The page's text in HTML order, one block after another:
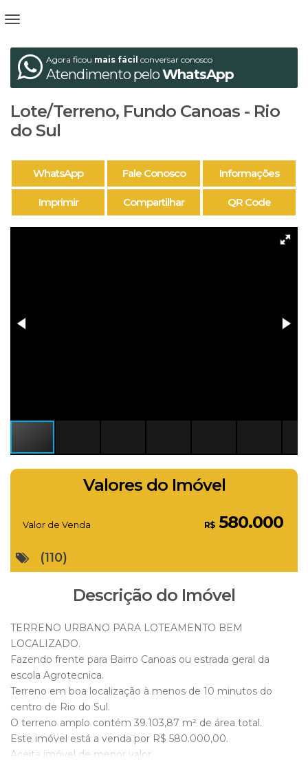
Agora ficou mais fácil conversar conosco
Atendimento peloWhatsApp
Lote/Terreno, Fundo Canoas - Rio
do Sul
WhatsApp Fale Conosco Informações
Imprimir Compartilhar QR Code
Valores do Imóvel
R$580.000
Valor de Venda
(110)
Descrição do Imóvel
TERRENO URBANO PARA LOTEAMENTO BEM
LOCALIZADO.
Fazendo frente para Bairro Canoas ou estrada geral da
escola Agrotecnica.
Terreno em boa localização à menos de 10 minutos do
centro de Rio do Sul.
O terreno amplo contém 39.103,87 m² de área total.
Este imóvel está a venda por R$ 580.000,00.
Aceita imóvel de menor valor.